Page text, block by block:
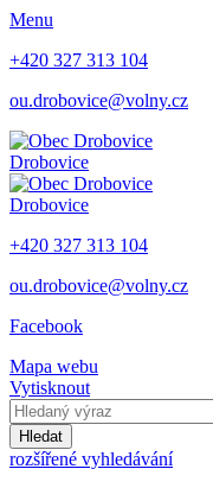
Menu
+420 327 313 104
ou.drobovice@volny.cz
Drobovice
Drobovice
+420 327 313 104
ou.drobovice@volny.cz
Facebook
Mapa webu
Vytisknout
Hledat
rozšířené vyhledávání